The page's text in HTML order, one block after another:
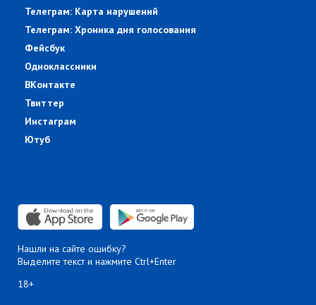
Телеграм: Карта нарушений
Телеграм: Хроника дня голосования
Фейсбук
Одноклассники
ВКонтакте
Твиттер
Инстаграм
Ютуб
Нашли на сайте ошибку?
Выделите текст и нажмите Ctrl+Enter
18+